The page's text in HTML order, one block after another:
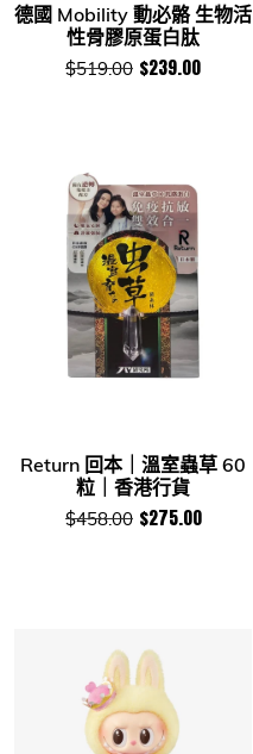
德國 Mobility 動必骼 生物活
性骨膠原蛋白肽
$519.00 $239.00
Return 回本｜溫室蟲草 60
粒｜香港行貨
$458.00 $275.00